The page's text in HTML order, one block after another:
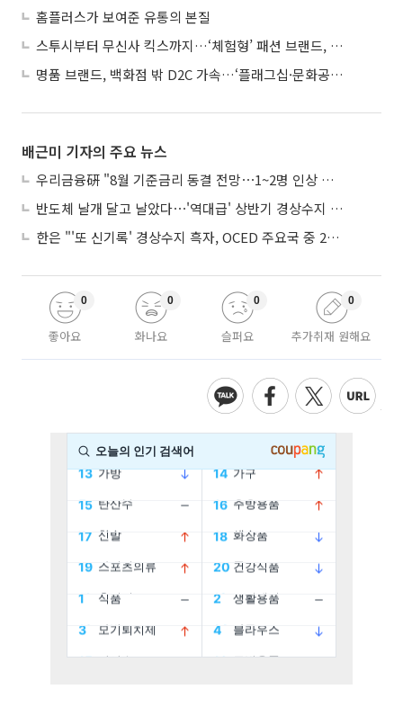
홈플러스가 보여준 유통의 본질
스투시부터 무신사 킥스까지…‘체험형’ 패션 브랜드, 잇단 제주행
명품 브랜드, 백화점 밖 D2C 가속…‘플래그십·문화공간’ 전략 눈길
배근미 기자의 주요 뉴스
우리금융硏 "8월 기준금리 동결 전망⋯1~2명 인상 소수의견 낼 것"
반도체 날개 달고 날았다⋯'역대급' 상반기 경상수지 흑자 2000억달러 육박
한은 "'또 신기록' 경상수지 흑자, OCED 주요국 중 2위⋯반도체 수출 효과"
좋아요
0
화나요
0
슬퍼요
0
추가취재 원해요
0